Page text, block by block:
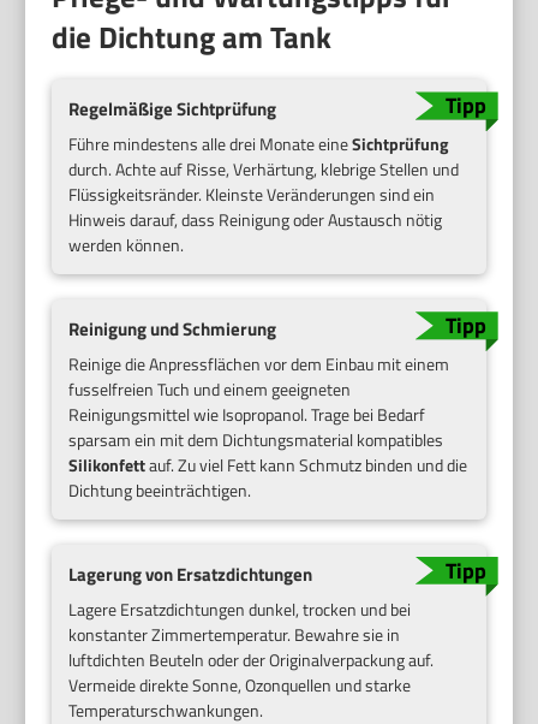
die Dichtung am Tank
Regelmäßige Sichtprüfung
Führe mindestens alle drei Monate eineSichtprüfung
durch. Achte auf Risse, Verhärtung, klebrige Stellen und
Flüssigkeitsränder. Kleinste Veränderungen sind ein
Hinweis darauf, dass Reinigung oder Austausch nötig
werden können.
Reinigung und Schmierung
Reinige die Anpressflächen vor dem Einbau mit einem
fusselfreien Tuch und einem geeigneten
Reinigungsmittel wie Isopropanol. Trage bei Bedarf
sparsam ein mit dem Dichtungsmaterial kompatibles
Silikonfettauf. Zu viel Fett kann Schmutz binden und die
Dichtung beeinträchtigen.
Lagerung von Ersatzdichtungen
Lagere Ersatzdichtungen dunkel, trocken und bei
konstanter Zimmertemperatur. Bewahre sie in
luftdichten Beuteln oder der Originalverpackung auf.
Vermeide direkte Sonne, Ozonquellen und starke
Temperaturschwankungen.